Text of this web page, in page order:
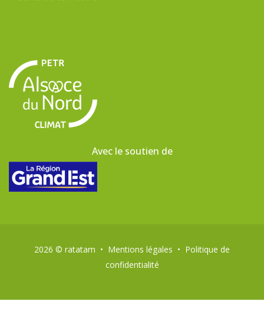
Avec le soutien de
2026 © ratatam • Mentions légales • Politique de
confidentialité